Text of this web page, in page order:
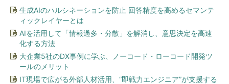
生成AIのハルシネーションを防止 回答精度を高めるセマンテ
ィックレイヤーとは
AIを活用して「情報過多・分散」を解消し、意思決定を高速
化する方法
大企業5社のDX事例に学ぶ、ノーコード・ローコード開発ツ
ールのメリット
IT現場で広がる外部人材活用、“即戦力エンジニア”が支援する